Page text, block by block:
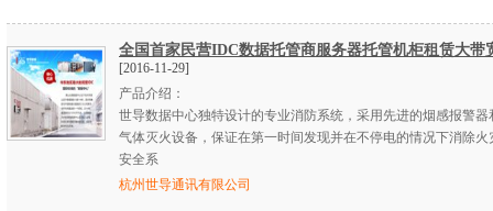
全国首家民营IDC数据托管商服务器托管机柜租赁大带
[2016-11-29]
产品介绍：
世导数据中心独特设计的专业消防系统，采用先进的烟感报警器
气体灭火设备，保证在第一时间发现并在不停电的情况下消除火
安全系
杭州世导通讯有限公司